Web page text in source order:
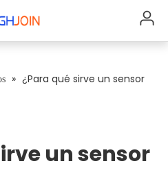
» ¿Para qué sirve un sensor
un sensor